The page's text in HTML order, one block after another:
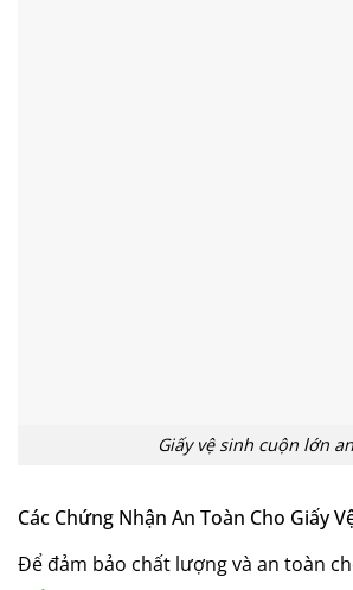
Giấy vệ sinh cuộn lớn
Các Chứng Nhận An Toàn Cho Giấy
Để đảm bảo chất lượng và an toàn